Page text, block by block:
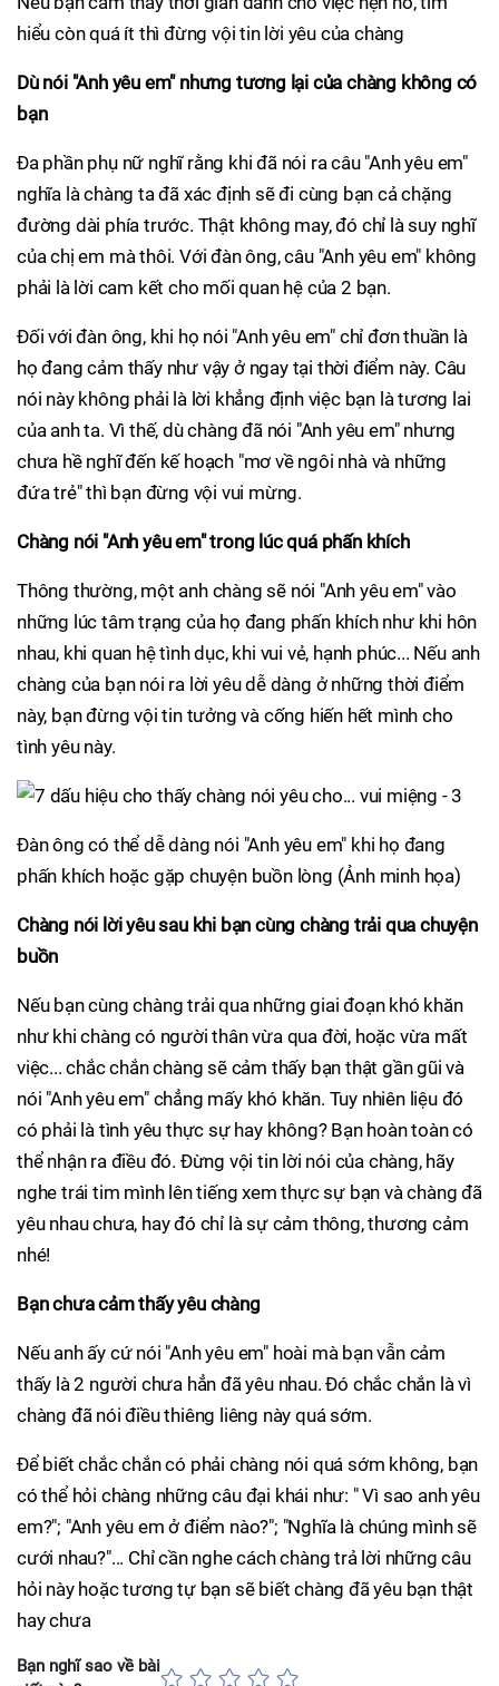
hiểu còn quá ít thì đừng vội tin lời yêu của chàng
Dù nói "Anh yêu em" nhưng tương lại của chàng không có
bạn
Đa phần phụ nữ nghĩ rằng khi đã nói ra câu "Anh yêu em"
nghĩa là chàng ta đã xác định sẽ đi cùng bạn cả chặng
đường dài phía trước. Thật không may, đó chỉ là suy nghĩ
của chị em mà thôi. Với đàn ông, câu "Anh yêu em" không
phải là lời cam kết cho mối quan hệ của 2 bạn.
Đối với đàn ông, khi họ nói "Anh yêu em" chỉ đơn thuần là
họ đang cảm thấy như vậy ở ngay tại thời điểm này. Câu
nói này không phải là lời khẳng định việc bạn là tương lai
của anh ta. Vì thế, dù chàng đã nói "Anh yêu em" nhưng
chưa hề nghĩ đến kế hoạch "mơ về ngôi nhà và những
đứa trẻ" thì bạn đừng vội vui mừng.
Chàng nói "Anh yêu em" trong lúc quá phấn khích
Thông thường, một anh chàng sẽ nói "Anh yêu em" vào
những lúc tâm trạng của họ đang phấn khích như khi hôn
nhau, khi quan hệ tình dục, khi vui vẻ, hạnh phúc... Nếu anh
chàng của bạn nói ra lời yêu dễ dàng ở những thời điểm
này, bạn đừng vội tin tưởng và cống hiến hết mình cho
tình yêu này.
Đàn ông có thể dễ dàng nói "Anh yêu em" khi họ đang
phấn khích hoặc gặp chuyện buồn lòng (Ảnh minh họa)
Chàng nói lời yêu sau khi bạn cùng chàng trải qua chuyện
buồn
Nếu bạn cùng chàng trải qua những giai đoạn khó khăn
như khi chàng có người thân vừa qua đời, hoặc vừa mất
việc... chắc chắn chàng sẽ cảm thấy bạn thật gần gũi và
nói "Anh yêu em" chẳng mấy khó khăn. Tuy nhiên liệu đó
có phải là tình yêu thực sự hay không? Bạn hoàn toàn có
thể nhận ra điều đó. Đừng vội tin lời nói của chàng, hãy
nghe trái tim mình lên tiếng xem thực sự bạn và chàng đã
yêu nhau chưa, hay đó chỉ là sự cảm thông, thương cảm
nhé!
Bạn chưa cảm thấy yêu chàng
Nếu anh ấy cứ nói "Anh yêu em" hoài mà bạn vẫn cảm
thấy là 2 người chưa hẳn đã yêu nhau. Đó chắc chắn là vì
chàng đã nói điều thiêng liêng này quá sớm.
Để biết chắc chắn có phải chàng nói quá sớm không, bạn
có thể hỏi chàng những câu đại khái như: " Vì sao anh yêu
em?"; "Anh yêu em ở điểm nào?"; "Nghĩa là chúng mình sẽ
cưới nhau?"... Chỉ cần nghe cách chàng trả lời những câu
hỏi này hoặc tương tự bạn sẽ biết chàng đã yêu bạn thật
hay chưa
Bạn nghĩ sao về bài